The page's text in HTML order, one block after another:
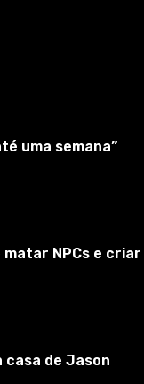
uma semana”
NPCs e
casa de Jason